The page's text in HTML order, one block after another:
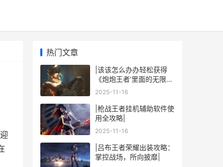
热门文章
|该该怎么办办轻松获得
《炮炮王者’里面的无限金
币和星星|
2025-11-16
|枪战王者挂机辅助软件使
用全攻略|
2025-11-16
|吕布王者荣耀出装攻略：
掌控战场，所向披靡|